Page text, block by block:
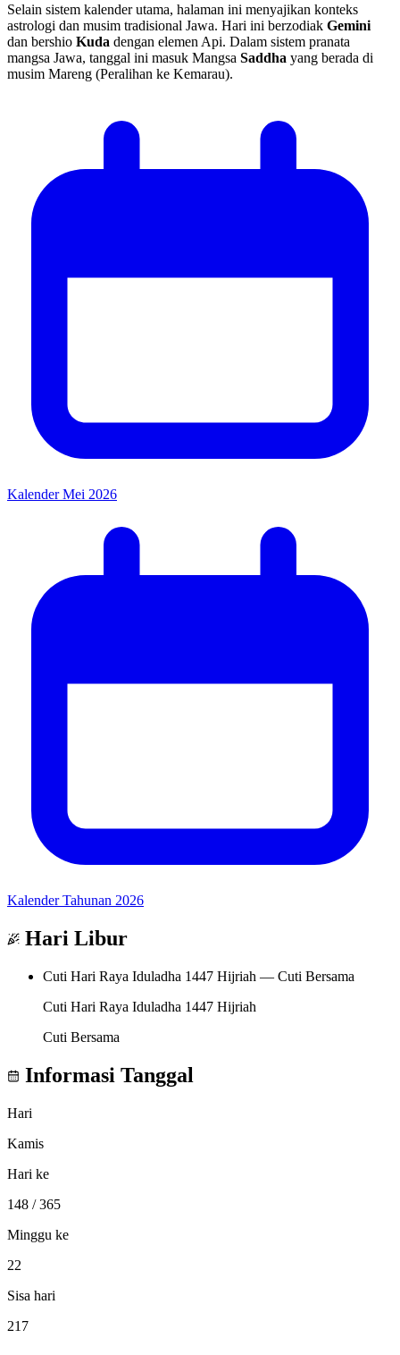
Selain sistem kalender utama, halaman ini menyajikan konteks
astrologi dan musim tradisional Jawa. Hari ini berzodiak Gemini
dan bershio Kuda dengan elemen Api. Dalam sistem pranata
mangsa Jawa, tanggal ini masuk Mangsa Saddha yang berada di
musim Mareng (Peralihan ke Kemarau).
Kalender Mei 2026
Kalender Tahunan 2026
Hari Libur
Cuti Hari Raya Iduladha 1447 Hijriah — Cuti Bersama
Cuti Hari Raya Iduladha 1447 Hijriah
Cuti Bersama
Informasi Tanggal
Hari
Kamis
Hari ke
148 / 365
Minggu ke
22
Sisa hari
217